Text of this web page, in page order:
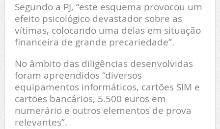
Segundo a PJ, “este esquema provocou um
efeito psicológico devastador sobre as
vítimas, colocando uma delas em situação
financeira de grande precariedade”.
No âmbito das diligências desenvolvidas
foram apreendidos “diversos
equipamentos informáticos, cartões SIM e
cartões bancários, 5.500 euros em
numerário e outros elementos de prova
relevantes”.